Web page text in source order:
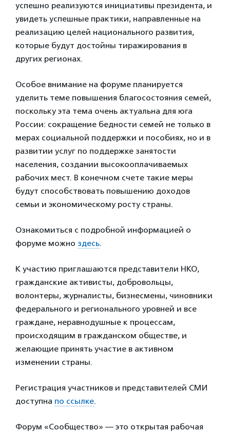
успешно реализуются инициативы президента, и
увидеть успешные практики, направленные на
реализацию целей национального развития,
которые будут достойны тиражирования в
других регионах.
Особое внимание на форуме планируется
уделить теме повышения благосостояния семей,
поскольку эта тема очень актуальна для юга
России: сокращение бедности семей не только в
мерах социальной поддержки и пособиях, но и в
развитии услуг по поддержке занятости
населения, создании высокооплачиваемых
рабочих мест. В конечном счете такие меры
будут способствовать повышению доходов
семьи и экономическому росту страны.
Ознакомиться с подробной информацией о
форуме можно здесь.
К участию приглашаются представители НКО,
гражданские активисты, добровольцы,
волонтеры, журналисты, бизнесмены, чиновники
федерального и регионального уровней и все
граждане, неравнодушные к процессам,
происходящим в гражданском обществе, и
желающие принять участие в активном
изменении страны.
Регистрация участников и представителей СМИ
доступна по ссылке.
Форум «Сообщество» — это открытая рабочая